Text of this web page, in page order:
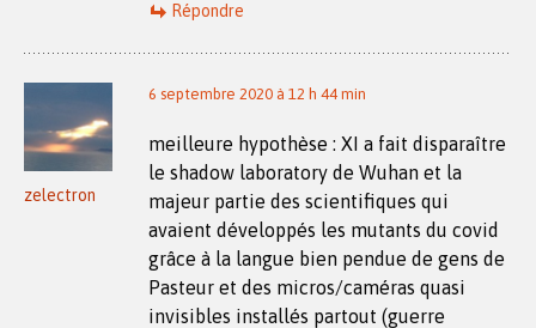
Répondre
zelectron
6 septembre 2020 à 12 h 44 min
meilleure hypothèse : XI a fait disparaître
le shadow laboratory de Wuhan et la
majeur partie des scientifiques qui
avaient développés les mutants du covid
grâce à la langue bien pendue de gens de
Pasteur et des micros/caméras quasi
invisibles installés partout (guerre